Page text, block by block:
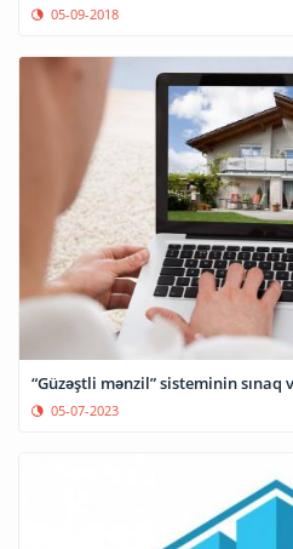
05-09-2018
“Güzəştli mənzil” sisteminin
05-07-2023